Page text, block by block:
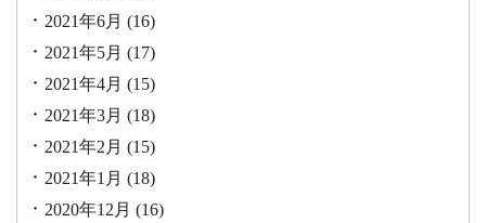
2021年6月 (16)
2021年5月 (17)
2021年4月 (15)
2021年3月 (18)
2021年2月 (15)
2021年1月 (18)
2020年12月 (16)